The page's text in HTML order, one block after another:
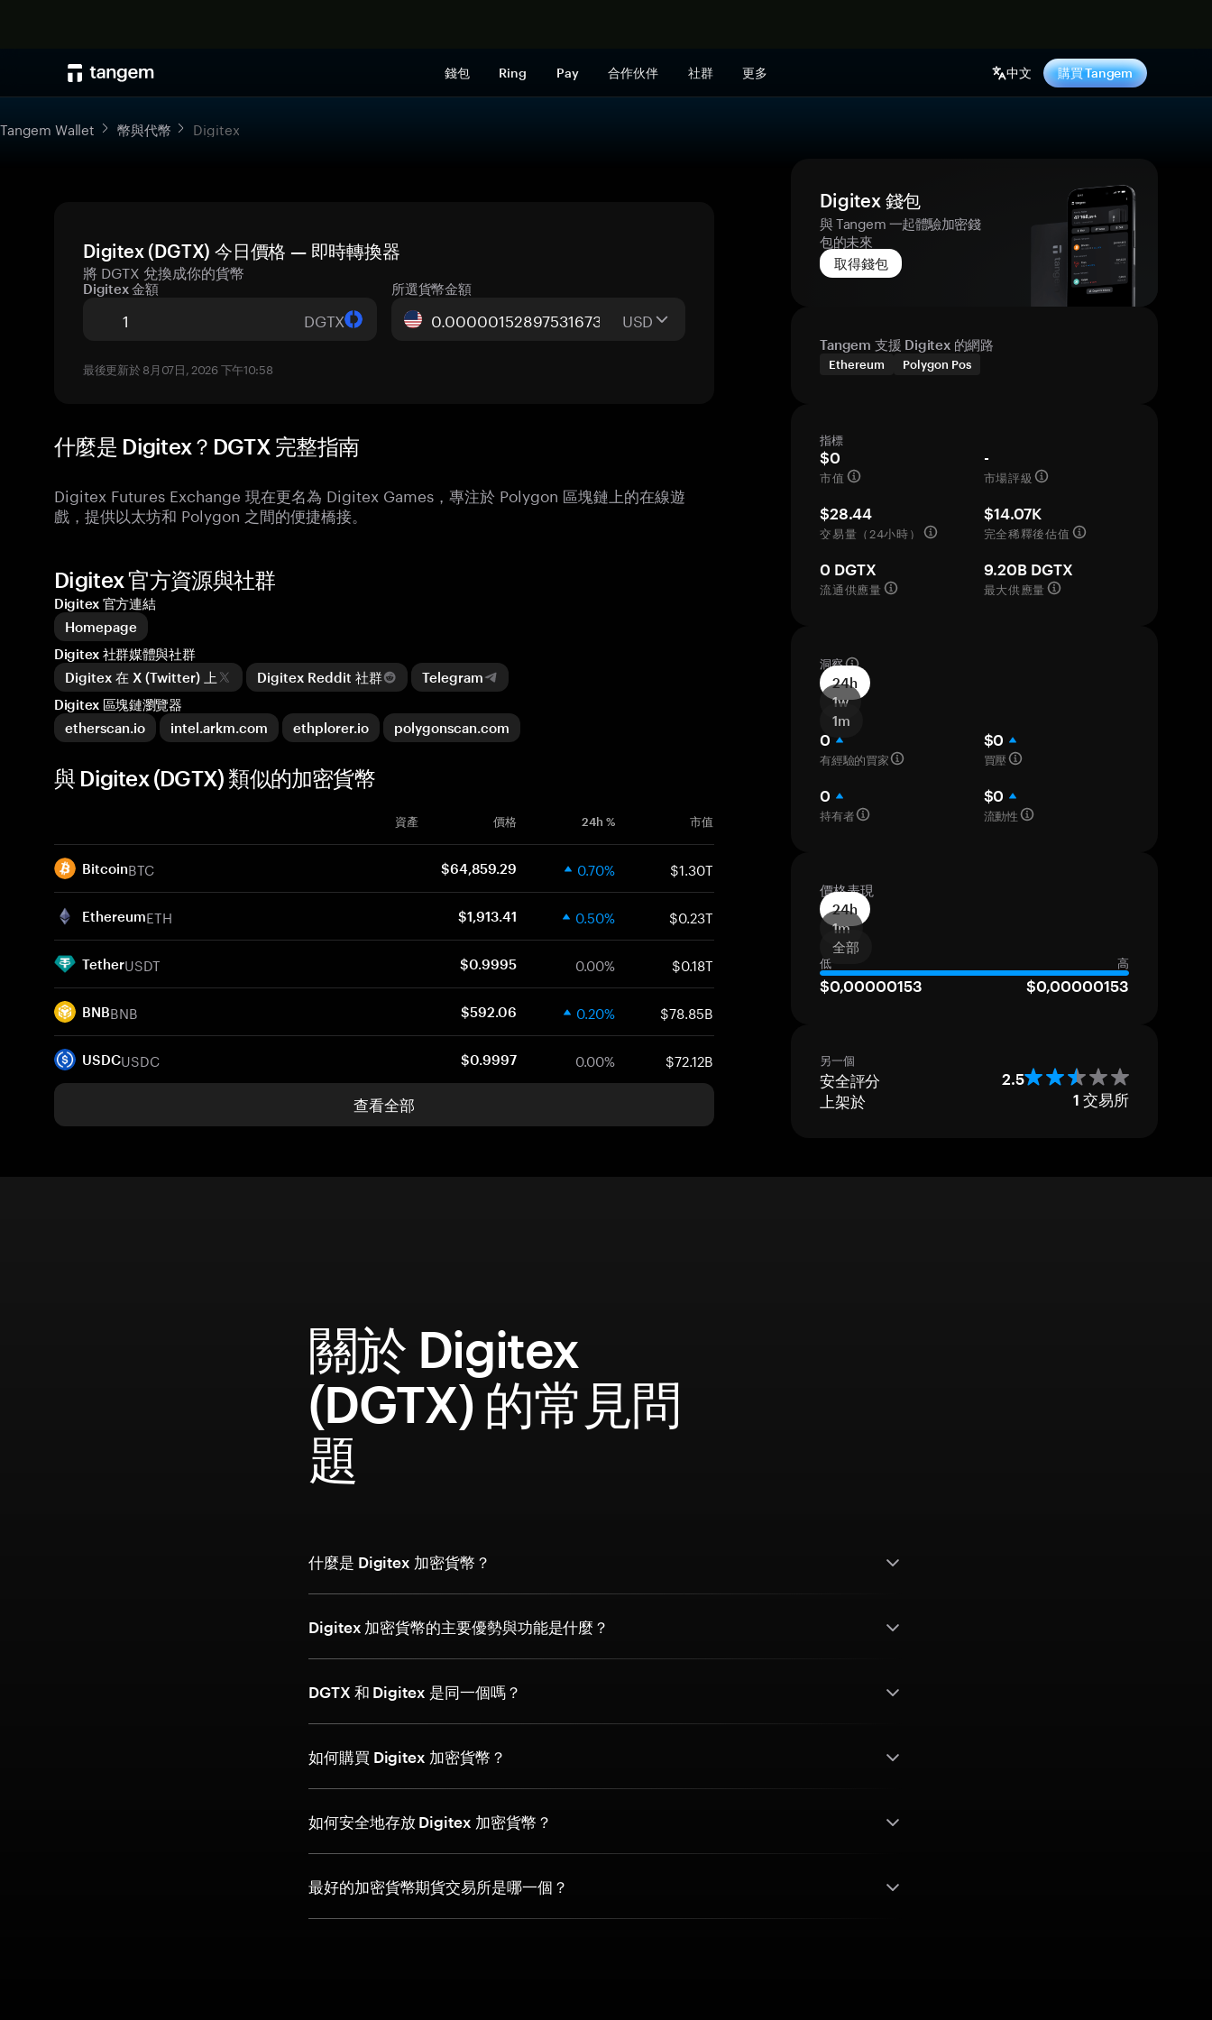
錢包 Ring Pay 合作伙伴 社群 更多 中文 購買 Tangem
Tangem Wallet 幣與代幣 Digitex
Digitex (DGTX) 今日價格 — 即時轉換器
將 DGTX 兌換成你的貨幣
Digitex 金額
DGTX
所選貨幣金額
USD
最後更新於 8月07日, 2026 下午10:58
什麼是 Digitex？DGTX 完整指南
Digitex Futures Exchange 現在更名為 Digitex Games，專注於 Polygon 區塊鏈上的在線遊
戲，提供以太坊和 Polygon 之間的便捷橋接。
Digitex 錢包
與 Tangem 一起體驗加密錢
包的未來
取得錢包
Tangem 支援 Digitex 的網路
Ethereum Polygon Pos
指標
$0
市值
-
市場評級
$28.44
交易量（24小時）
$14.07K
完全稀釋後估值
0 DGTX
流通供應量
9.20B DGTX
最大供應量
洞察
24h
1w
1m
0
有經驗的買家
$0
買壓
0
持有者
$0
流動性
價格表現
24h
1m
全部
低 高
$0,00000153 $0,00000153
另一個
安全評分 2.5
上架於 1 交易所
Digitex 官方資源與社群
Digitex 官方連結
Homepage
Digitex 社群媒體與社群
Digitex 在 X (Twitter) 上
Digitex Reddit 社群
Telegram
Digitex 區塊鏈瀏覽器
etherscan.io
intel.arkm.com ethplorer.io polygonscan.com
與 Digitex (DGTX) 類似的加密貨幣
資產 價格 24h % 市值
BitcoinBTC $64,859.29 0.70% $1.30T
EthereumETH $1,913.41 0.50% $0.23T
TetherUSDT $0.9995 0.00% $0.18T
BNBBNB $592.06 0.20% $78.85B
USDCUSDC $0.9997 0.00% $72.12B
查看全部
關於 Digitex
(DGTX) 的常見問
題
什麼是 Digitex 加密貨幣？
Digitex 加密貨幣的主要優勢與功能是什麼？
DGTX 和 Digitex 是同一個嗎？
如何購買 Digitex 加密貨幣？
如何安全地存放 Digitex 加密貨幣？
最好的加密貨幣期貨交易所是哪一個？